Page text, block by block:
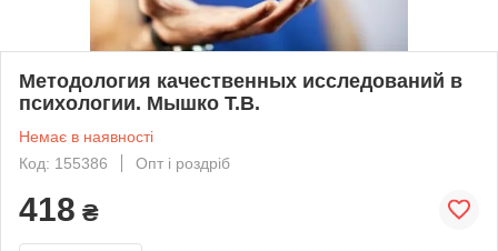
Методология качественных исследований в
психологии. Мышко Т.В.
Немає в наявності
Код: 155386
Опт і роздріб
418 ₴